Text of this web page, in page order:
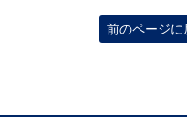
前のページに